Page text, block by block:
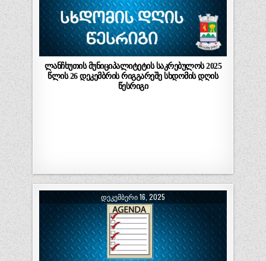
ლანჩხუთის მუნიციპალიტეტის საკრებულოს 2025
წლის 26 დეკემბრის რიგგარეშე სხდომის დღის
წესრიგი
ᲓᲔᲙᲔᲛᲑᲔᲠᲘ 16, 2025